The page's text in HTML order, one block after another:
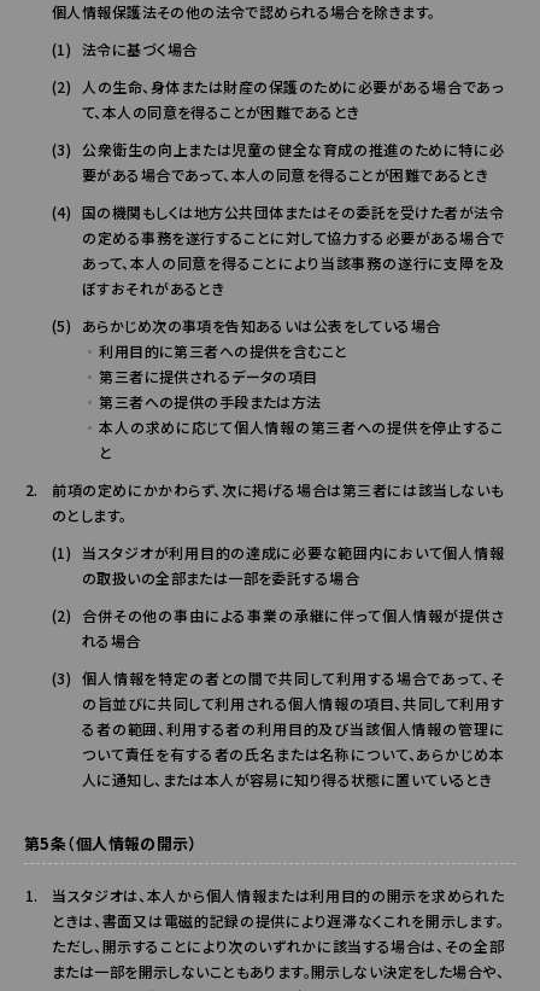
個人情報保護法その他の法令で認められる場合を除きます。
法令に基づく場合
人の生命、身体または財産の保護のために必要がある場合であっ
て、本人の同意を得ることが困難であるとき
公衆衛生の向上または児童の健全な育成の推進のために特に必
要がある場合であって、本人の同意を得ることが困難であるとき
国の機関もしくは地方公共団体またはその委託を受けた者が法令
の定める事務を遂行することに対して協力する必要がある場合で
あって、本人の同意を得ることにより当該事務の遂行に支障を及
ぼすおそれがあるとき
あらかじめ次の事項を告知あるいは公表をしている場合
利用目的に第三者への提供を含むこと
第三者に提供されるデータの項目
第三者への提供の手段または方法
本人の求めに応じて個人情報の第三者への提供を停止するこ
と
前項の定めにかかわらず、次に掲げる場合は第三者には該当しないも
のとします。
当スタジオが利用目的の達成に必要な範囲内において個人情報
の取扱いの全部または一部を委託する場合
合併その他の事由による事業の承継に伴って個人情報が提供さ
れる場合
個人情報を特定の者との間で共同して利用する場合であって、そ
の旨並びに共同して利用される個人情報の項目、共同して利用す
る者の範囲、利用する者の利用目的及び当該個人情報の管理に
ついて責任を有する者の氏名または名称について、あらかじめ本
人に通知し、または本人が容易に知り得る状態に置いているとき
第5条（個人情報の開示）
当スタジオは、本人から個人情報または利用目的の開示を求められた
ときは、書面又は電磁的記録の提供により遅滞なくこれを開示します。
ただし、開示することにより次のいずれかに該当する場合は、その全部
または一部を開示しないこともあります。開示しない決定をした場合や、